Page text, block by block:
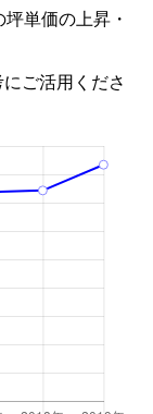
単価の上昇・
ご活用くださ